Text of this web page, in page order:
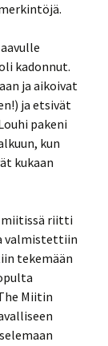
kadonnut.
ja aikoivat
ja etsivät
pakeni
kun
kukaan
miitissä riitti
valmistettiin
tekemään
Miitin